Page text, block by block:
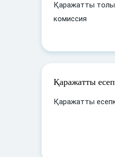
Қаражатты
комиссия
Қаражатты
Қаражатты